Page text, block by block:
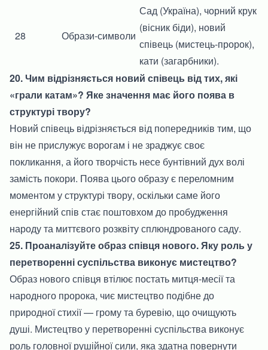
28 Образи-символи
Сад (Україна), чорний крук
(вісник біди), новий
співець (мистець-пророк),
кати (загарбники).
20. Чим відрізняється новий співець від тих, які
«грали катам»? Яке значення має його поява в
структурі твору?
Новий співець відрізняється від попередників тим, що
він не прислужує ворогам і не зраджує своє
покликання, а його творчість несе бунтівний дух волі
замість покори. Поява цього образу є переломним
моментом у структурі твору, оскільки саме його
енергійний спів стає поштовхом до пробудження
народу та миттєвого розквіту сплюндрованого саду.
25. Проаналізуйте образ співця нового. Яку роль у
перетворенні суспільства виконує мистецтво?
Образ нового співця втілює постать митця-месії та
народного пророка, чиє мистецтво подібне до
природної стихії — грому та буревію, що очищують
душі. Мистецтво у перетворенні суспільства виконує
роль головної рушійної сили, яка здатна повернути